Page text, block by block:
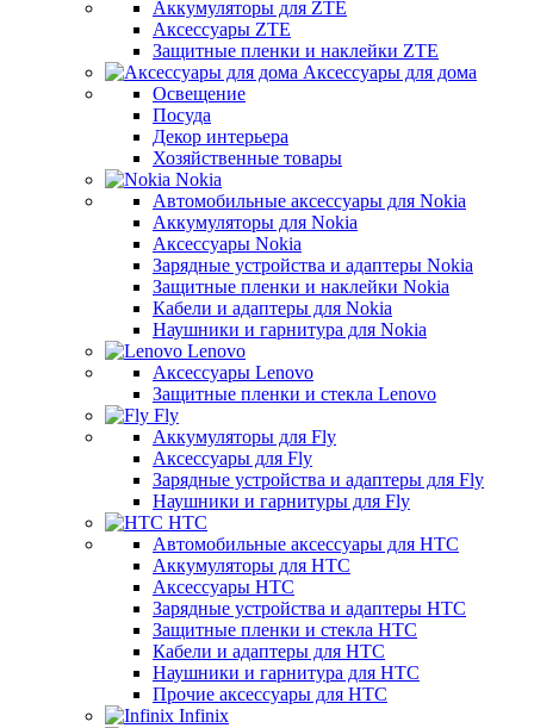
Аккумуляторы для ZTE
Аксессуары ZTE
Защитные пленки и наклейки ZTE
Аксессуары для дома
Освещение
Посуда
Декор интерьера
Хозяйственные товары
Nokia
Автомобильные аксессуары для Nokia
Аккумуляторы для Nokia
Аксессуары Nokia
Зарядные устройства и адаптеры Nokia
Защитные пленки и наклейки Nokia
Кабели и адаптеры для Nokia
Наушники и гарнитура для Nokia
Lenovo
Аксессуары Lenovo
Защитные пленки и стекла Lenovo
Fly
Аккумуляторы для Fly
Аксессуары для Fly
Зарядные устройства и адаптеры для Fly
Наушники и гарнитуры для Fly
HTC
Автомобильные аксессуары для HTC
Аккумуляторы для HTC
Аксессуары HTC
Зарядные устройства и адаптеры HTC
Защитные пленки и стекла HTC
Кабели и адаптеры для HTC
Наушники и гарнитура для HTC
Прочие аксессуары для HTC
Infinix